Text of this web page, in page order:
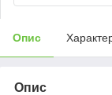
Опис
Опис